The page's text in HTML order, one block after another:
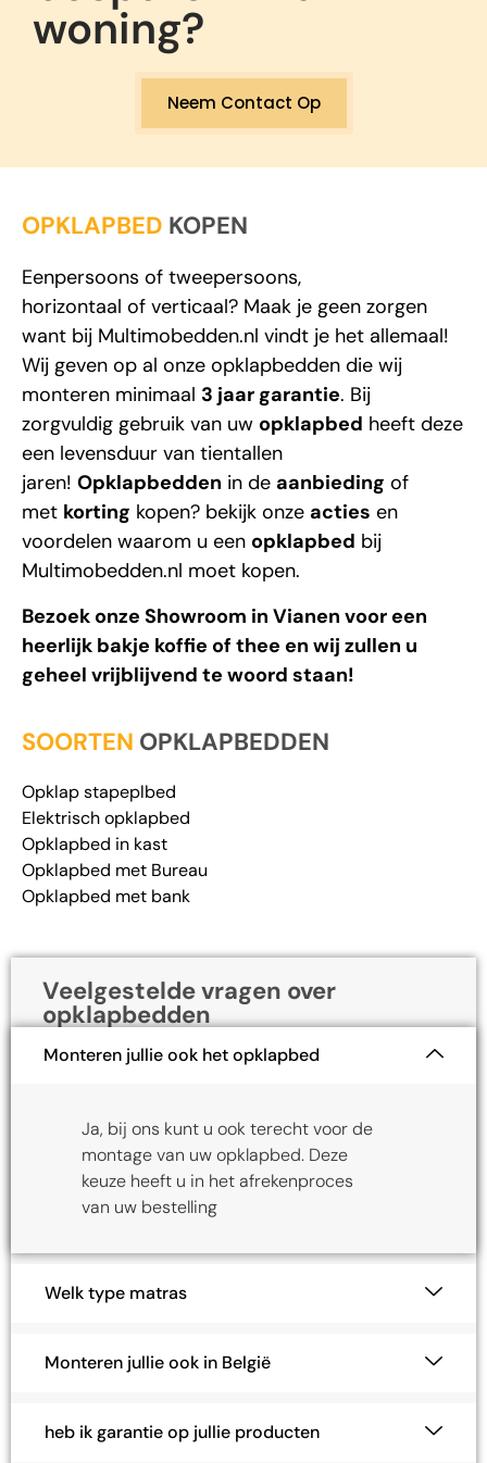
woning?
Neem Contact Op
OPKLAPBED KOPEN
Eenpersoons of tweepersoons,
horizontaal of verticaal? Maak je geen zorgen
want bij Multimobedden.nl vindt je het allemaal!
Wij geven op al onze opklapbedden die wij
monteren minimaal 3 jaar garantie. Bij
zorgvuldig gebruik van uw opklapbed heeft deze
een levensduur van tientallen
jaren! Opklapbedden in de aanbieding of
met korting kopen? bekijk onze acties en
voordelen waarom u een opklapbed bij
Multimobedden.nl moet kopen.
Bezoek onze Showroom in Vianen voor een
heerlijk bakje koffie of thee en wij zullen u
geheel vrijblijvend te woord staan!
SOORTEN OPKLAPBEDDEN
Opklap stapeplbed
Elektrisch opklapbed
Opklapbed in kast
Opklapbed met Bureau
Opklapbed met bank
Veelgestelde vragen over
opklapbedden
Monteren jullie ook het opklapbed
Ja, bij ons kunt u ook terecht voor de
montage van uw opklapbed. Deze
keuze heeft u in het afrekenproces
van uw bestelling
Welk type matras
Monteren jullie ook in België
heb ik garantie op jullie producten